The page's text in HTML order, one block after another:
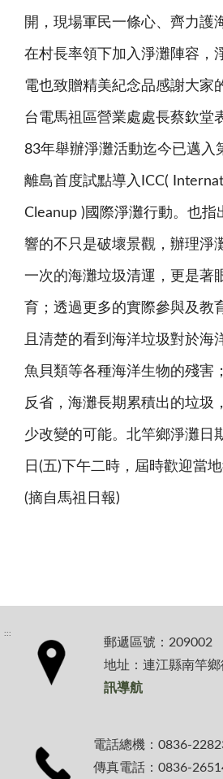
開，現場軍民一條心、齊力護
在村長率領下加入淨灘陣容，
電也致贈精美紀念品感謝大
台電馬祖區營業處處長蔡欽堂
83年舉辦淨灘活動迄今已邁入
離島首度試點導入ICC(
Cleanup )國際淨灘行動。也指
響的不只是破壞景觀，辦理淨
一次的海灘垃圾清運，更是著
育；透過更多的實際參與及教
且清楚的看到海洋垃圾對於海
魚貝類等各種海洋生物的殘害
反省，海灘長期累積出的垃圾
少改變的可能。北竿鄉淨灘日
日(五)下午二時，屆時歡迎當
(摘自馬祖日報)
:::
郵遞區號：209002
地址：連江縣南竿
訊導航
電話總機：0836-
傳真電話：0836-